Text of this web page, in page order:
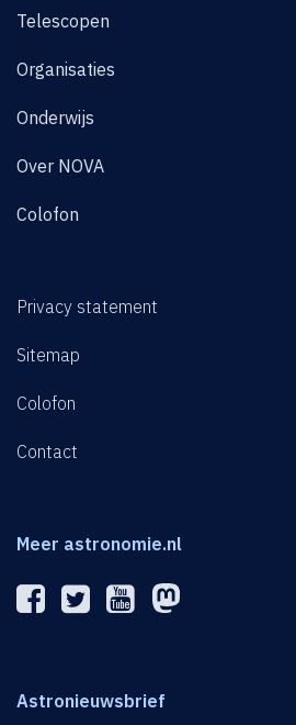
Telescopen
Organisaties
Onderwijs
Over NOVA
Colofon
Privacy statement
Sitemap
Colofon
Contact
Meer astronomie.nl
Astronieuwsbrief